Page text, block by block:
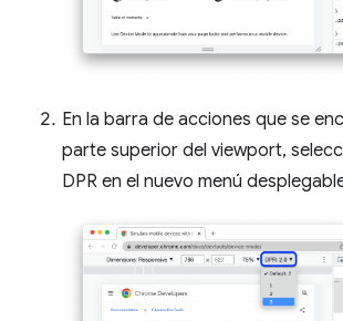
En la barra de acciones que se
parte superior del viewport,
DPR en el nuevo menú